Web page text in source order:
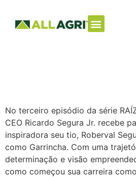
Raízes –
No terceiro episódio da série
CEO Ricardo Segura Jr. recebe
inspiradora seu tio, Roberval
como Garrincha. Com uma
determinação e visão
como começou sua carreira